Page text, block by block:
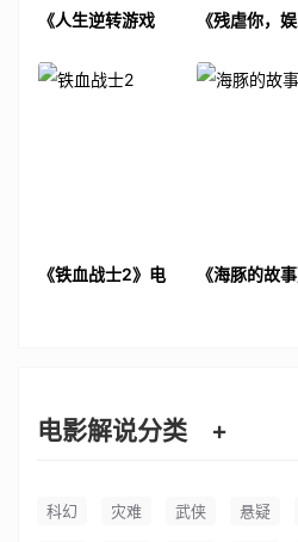
《人生逆转游戏
《残虐你，
《铁血战士2》电
《海豚的故
电影解说分类 +
科幻 灾难 武侠 悬疑